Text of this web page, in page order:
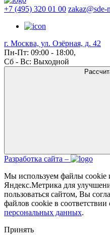
+7 (495) 320 01 00 zakaz@sde-
г. Москва, ул. Озёрная, д. 42
Пн-Пт: 09:00 - 18:00,
Сб - Вс: Выходной
Разработка сайта –
Мы используем файлы cookie
Яндекс.Метрика для
пользоваться сайтом, Вы
файлов cookie в соответствии
персональных данных.
Принять